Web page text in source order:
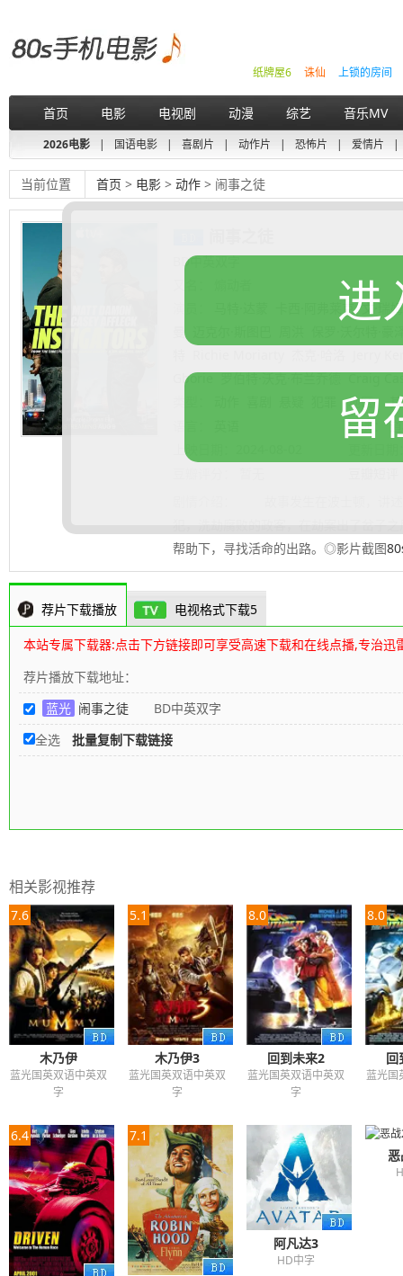
上锁的房间
诛仙
纸牌屋6
首页 电影 电视剧 动漫 综艺 音乐MV
2026电影 | 国语电影 | 喜剧片 | 动作片 | 恐怖片 | 爱情片 |
当前位置 首页 > 电影 > 动作 > 闹事之徒
BD中英双字
卡西·阿弗莱克 文·瑞
曼
Gborie 罗伯特·沃克·布兰乔德 Craig
地区：
导演：
上映日期：
帮助下，寻找活命的出路。◎影片截图
荐片下载播放 电视格式下载5
本站专属下载器:点击下方链接即可享受高速下载和在线点播,专治迅
荐片播放下载地址：
蓝光 闹事之徒 BD中英双字
全选
批量复制下载链接
相关影视推荐
7.6
木乃伊
蓝光国英双语中英双
字
5.1
木乃伊3
蓝光国英双语中英双
字
8.0
回到未来2
蓝光国英双语中英双
字
8.0
回
蓝光国
6.4 7.1
阿凡达3
HD中字
进
留